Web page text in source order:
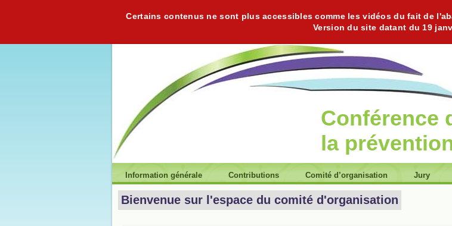
Certains contenus ne sont plus accessibles comme les vidéos du fait de
Version du site datant du 19
Conférence
la
Information générale Contributions Comité d’organisation Jury
Bienvenue sur l'espace du comité d'organisation